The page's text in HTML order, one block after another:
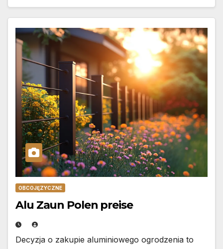
OBCOJĘZYCZNE
Alu Zaun Polen preise
Decyzja o zakupie aluminiowego ogrodzenia to